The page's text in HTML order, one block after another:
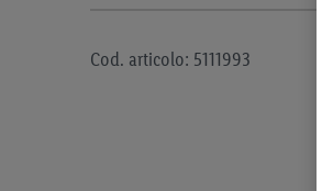
Cod. articolo: 5111993